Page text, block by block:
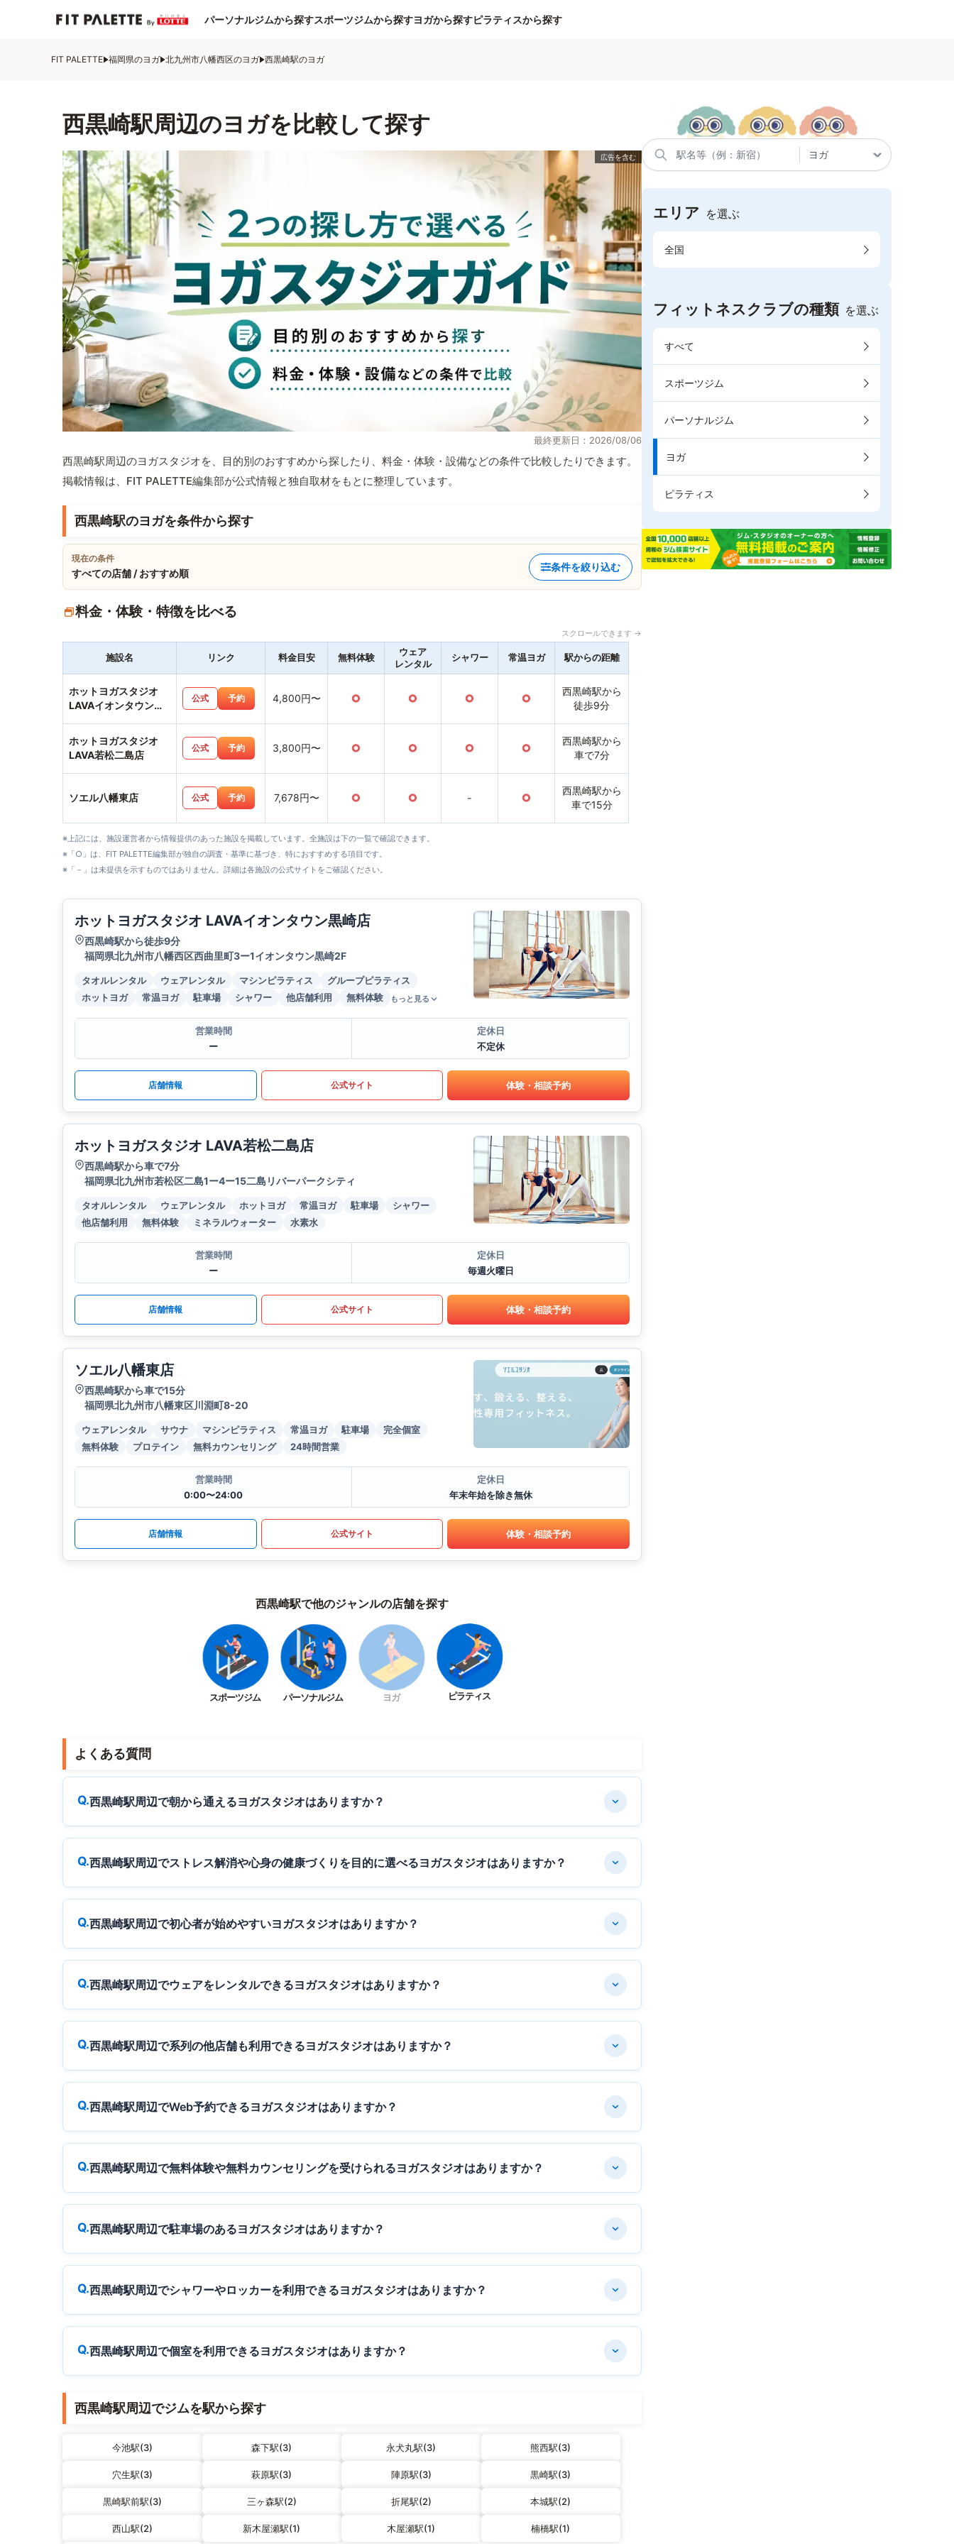
パーソナルジムから探すスポーツジムから探すヨガから探すピラティスから探す
FIT PALETTE 福岡県のヨガ 北九州市八幡西区のヨガ 西黒崎駅のヨガ
西黒崎駅周辺のヨガを比較して探す
最終更新日：2026/08/06
西黒崎駅周辺のヨガスタジオを、目的別のおすすめから探したり、料金・体験・設備などの条件で比較したりできます。
掲載情報は、FIT PALETTE編集部が公式情報と独自取材をもとに整理しています。
西黒崎駅のヨガを条件から探す
現在の条件
すべての店舗 / おすすめ順
条件を絞り込む
料金・体験・特徴を比べる
スクロールできます →
施設名 リンク 料金目安 無料体験
ウェア
レンタル
シャワー 常温ヨガ 駅からの距離
ホットヨガスタジオ
LAVAイオンタウン黒
公式 予約 4,800円〜 ○ ○ ○ ○
西黒崎駅から
徒歩9分
ホットヨガスタジオ
LAVA若松二島店
公式 予約 3,800円〜 ○ ○ ○ ○
西黒崎駅から
車で7分
ソエル八幡東店 公式 予約 7,678円〜 ○ ○ - ○
西黒崎駅から
車で15分
※上記には、施設運営者から情報提供のあった施設を掲載しています。全施設は下の一覧で確認できます。
※「○」は、FIT PALETTE編集部が独自の調査・基準に基づき、特におすすめする項目です。
※「－」は未提供を示すものではありません。詳細は各施設の公式サイトをご確認ください。
ホットヨガスタジオ LAVAイオンタウン黒崎店
西黒崎駅から徒歩9分
福岡県北九州市八幡西区西曲里町3ー1イオンタウン黒崎2F
タオルレンタル ウェアレンタル マシンピラティス
グループピラティス
ホットヨガ
常温ヨガ 駐車場 シャワー 他店舗利用 無料体験 もっと見る
営業時間
ー
定休日
不定休
店舗情報 公式サイト 体験・相談予約
ホットヨガスタジオ LAVA若松二島店
西黒崎駅から車で7分
福岡県北九州市若松区二島1ー4ー15二島リバーパークシティ
タオルレンタル ウェアレンタル ホットヨガ 常温ヨガ 駐車場
シャワー
他店舗利用
無料体験 ミネラルウォーター 水素水
営業時間
ー
定休日
毎週火曜日
店舗情報 公式サイト 体験・相談予約
ソエル八幡東店
西黒崎駅から車で15分
福岡県北九州市八幡東区川淵町8-20
ウェアレンタル サウナ マシンピラティス 常温ヨガ 駐車場
完全個室
無料体験
プロテイン 無料カウンセリング 24時間営業
営業時間
0:00〜24:00
定休日
年末年始を除き無休
店舗情報 公式サイト 体験・相談予約
西黒崎駅で他のジャンルの店舗を探す
スポーツジム パーソナルジム ヨガ ピラティス
よくある質問
西黒崎駅周辺で朝から通えるヨガスタジオはありますか？
西黒崎駅周辺でストレス解消や心身の健康づくりを目的に選べるヨガスタジオはありますか？
西黒崎駅周辺で初心者が始めやすいヨガスタジオはありますか？
西黒崎駅周辺でウェアをレンタルできるヨガスタジオはありますか？
西黒崎駅周辺で系列の他店舗も利用できるヨガスタジオはありますか？
西黒崎駅周辺でWeb予約できるヨガスタジオはありますか？
西黒崎駅周辺で無料体験や無料カウンセリングを受けられるヨガスタジオはありますか？
西黒崎駅周辺で駐車場のあるヨガスタジオはありますか？
西黒崎駅周辺でシャワーやロッカーを利用できるヨガスタジオはありますか？
西黒崎駅周辺で個室を利用できるヨガスタジオはありますか？
西黒崎駅周辺でジムを駅から探す
今池駅(3) 森下駅(3) 永犬丸駅(3) 熊西駅(3)
穴生駅(3) 萩原駅(3) 陣原駅(3) 黒崎駅(3)
黒崎駅前駅(3) 三ヶ森駅(2) 折尾駅(2) 本城駅(2)
西山駅(2) 新木屋瀬駅(1) 木屋瀬駅(1) 楠橋駅(1)
エリア を選ぶ
全国
フィットネスクラブの種類 を選ぶ
すべて
スポーツジム
パーソナルジム
ヨガ
ピラティス